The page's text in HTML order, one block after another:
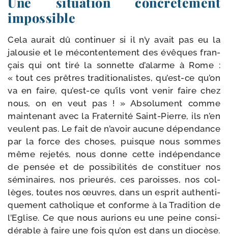
impossible
Cela aurait dû conti­nuer si il n’y avait pas eu la
jalou­sie et le mécon­ten­te­ment des évêques fran­
çais qui ont tiré la son­nette d’a­larme à Rome :
« tout ces prêtres tra­di­tio­na­listes, qu’est-​ce qu’on
va en faire, qu’est-​ce qu’ils vont venir faire chez
nous, on en veut pas ! » Absolument comme
main­te­nant avec la Fraternité Saint-​Pierre, ils n’en
veulent pas. Le fait de n’a­voir aucune dépen­dance
par la force des choses, puisque nous sommes
même reje­tés, nous donne cette indé­pen­dance
de pen­sée et de pos­si­bi­li­tés de consti­tuer nos
sémi­naires, nos prieu­rés, ces paroisses, nos col­
lèges, toutes nos œuvres, dans un esprit authen­ti­
que­ment catho­lique et conforme à la Tradition de
l’Eglise. Ce que nous aurions eu une peine consi­
dé­rable à faire une fois qu’on est dans un dio­cèse.